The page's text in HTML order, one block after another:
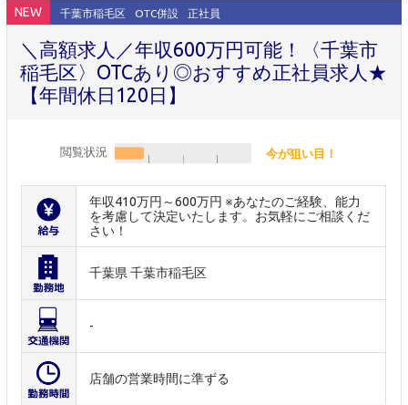
NEW 千葉市稲毛区 OTC併設 正社員
＼高額求人／年収600万円可能！〈千葉市
稲毛区〉OTCあり◎おすすめ正社員求人★
【年間休日120日】
閲覧状況 今が狙い目！
年収410万円～600万円 ※あなたのご経験、能力
を考慮して決定いたします。お気軽にご相談くだ
さい！
千葉県 千葉市稲毛区
-
店舗の営業時間に準ずる